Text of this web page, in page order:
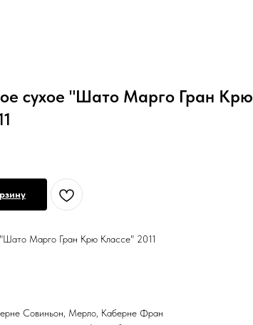
сухое "Шато Марго Гран Крю
Марго Гран Крю Классе" 2011
Совиньон, Мерло, Каберне Фран